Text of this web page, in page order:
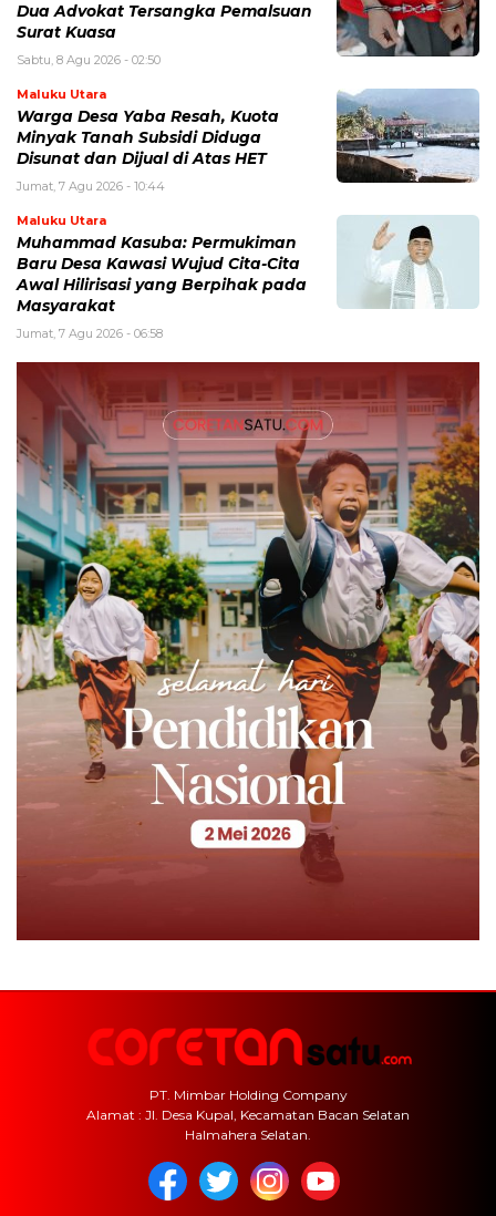
Dua Advokat Tersangka Pemalsuan
Surat Kuasa
Sabtu, 8 Agu 2026 - 02:50
Maluku Utara
Warga Desa Yaba Resah, Kuota
Minyak Tanah Subsidi Diduga
Disunat dan Dijual di Atas HET
Jumat, 7 Agu 2026 - 10:44
Maluku Utara
Muhammad Kasuba: Permukiman
Baru Desa Kawasi Wujud Cita-Cita
Awal Hilirisasi yang Berpihak pada
Masyarakat
Jumat, 7 Agu 2026 - 06:58
PT. Mimbar Holding Company
Alamat : Jl. Desa Kupal, Kecamatan Bacan Selatan
Halmahera Selatan.